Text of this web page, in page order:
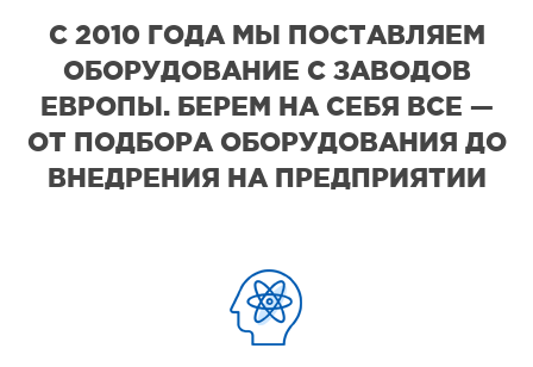
С 2010 ГОДА МЫ ПОСТАВЛЯЕМ
ОБОРУДОВАНИЕ С ЗАВОДОВ
ЕВРОПЫ. БЕРЕМ НА СЕБЯ ВСЕ —
ОТ ПОДБОРА ОБОРУДОВАНИЯ ДО
ВНЕДРЕНИЯ НА ПРЕДПРИЯТИИ